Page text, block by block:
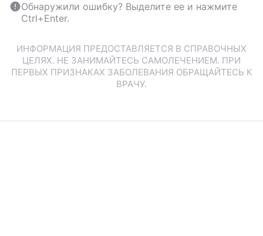
Обнаружили ошибку? Выделите ее и нажмите
Ctrl+Enter.
ИНФОРМАЦИЯ ПРЕДОСТАВЛЯЕТСЯ В СПРАВОЧНЫХ
ЦЕЛЯХ. НЕ ЗАНИМАЙТЕСЬ САМОЛЕЧЕНИЕМ. ПРИ
ПЕРВЫХ ПРИЗНАКАХ ЗАБОЛЕВАНИЯ ОБРАЩАЙТЕСЬ К
ВРАЧУ.